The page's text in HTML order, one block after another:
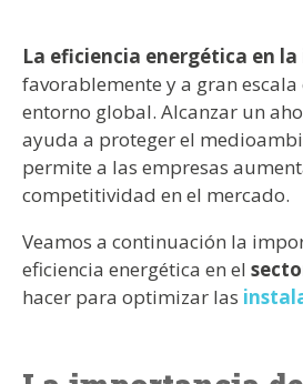
La eficiencia energética en
favorablemente y a gran
entorno global. Alcanzar un
ayuda a proteger el
permite a las empresas
competitividad en el mercado.
Veamos a continuación la
eficiencia energética en el
hacer para optimizar las